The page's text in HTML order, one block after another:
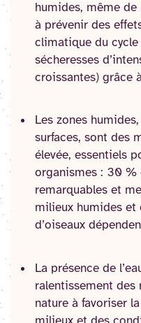
humides, même
à prévenir des
climatique du cycle
sécheresses
croissantes) grâce
Les zones
surfaces, sont des
élevée, essentiels
organismes : 30 %
remarquables et
milieux humides et
d’oiseaux
La présence de
ralentissement des
nature à favoriser